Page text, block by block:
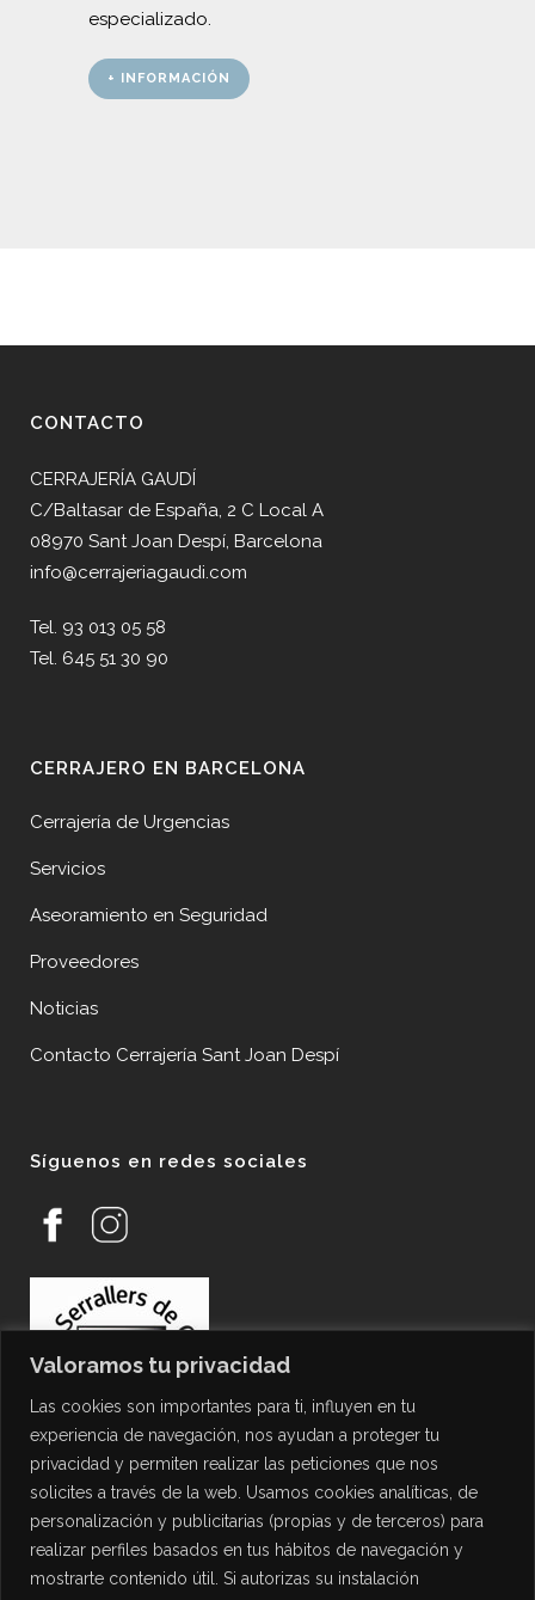
Valoramos tu privacidad
Las cookies son importantes para ti, influyen en tu
experiencia de navegación, nos ayudan a proteger tu
privacidad y permiten realizar las peticiones que nos
solicites a través de la web. Usamos cookies analíticas, de
personalización y publicitarias (propias y de terceros) para
realizar perfiles basados en tus hábitos de navegación y
mostrarte contenido útil. Si autorizas su instalación
especializado.
+ INFORMACIÓN
CONTACTO
CERRAJERÍA GAUDÍ
C/Baltasar de España, 2 C Local A
08970 Sant Joan Despí, Barcelona
info@cerrajeriagaudi.com
Tel. 93 013 05 58
Tel. 645 51 30 90
CERRAJERO EN BARCELONA
Cerrajería de Urgencias
Servicios
Aseoramiento en Seguridad
Proveedores
Noticias
Contacto Cerrajería Sant Joan Despí
Síguenos en redes sociales
PROTECCIÓN DE DATOS
Política de Privacidad